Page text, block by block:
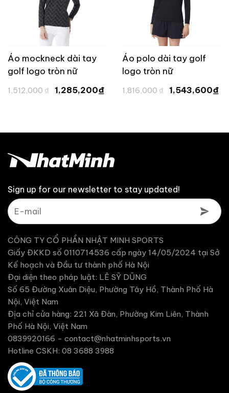
Áo mockneck dài tay
golf logo tròn nữ
1,512,000 ₫
Giá
gốc
1,285,200₫
Áo polo dài tay golf
logo tròn nữ
1,816,000 ₫
Giá
gốc
1,543,600₫
Sign up for our newsletter to stay updated!
CÔNG TY CỔ PHẦN NHẬT MINH SPORTS
Giấy ĐKKD số 0110714536 cấp ngày 14/05/2024 tại Sở
Kế hoạch và Đầu tư thành phố Hà Nội
Đại diện theo pháp luật: LÊ SỸ DŨNG
Số 65 Đường Xuân Diệu, Phường Tây Hồ, Thành Phố Hà
Nội, Việt Nam
Địa chỉ cửa hàng: 221 Xã Đàn, Phường Kim Liên, Thành
Phố Hà Nội, Việt Nam
0839920166 - contact@nhatminhsports.vn
Hotline CSKH: 08 3688 3988